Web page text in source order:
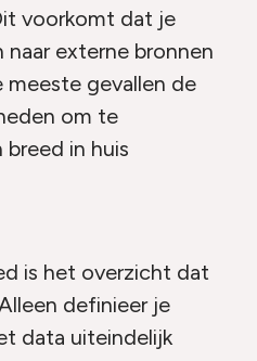
voorkomt dat je
externe bronnen
gevallen de
om te
breed in huis
is het overzicht dat
definieer je
data uiteindelijk